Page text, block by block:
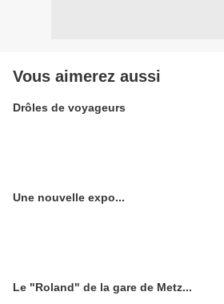
Vous aimerez aussi
Drôles de voyageurs
Une nouvelle expo...
Le "Roland" de la gare de Metz...